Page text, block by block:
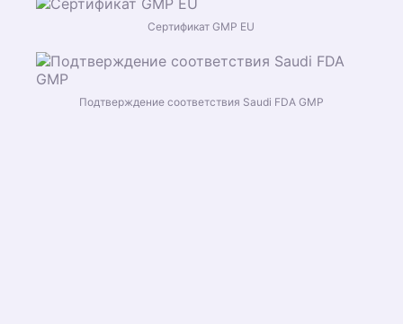
Сертификат GMP EU
Подтверждение соответствия Saudi FDA GMP